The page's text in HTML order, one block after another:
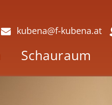
kubena@f-kubena.at
Schauraum